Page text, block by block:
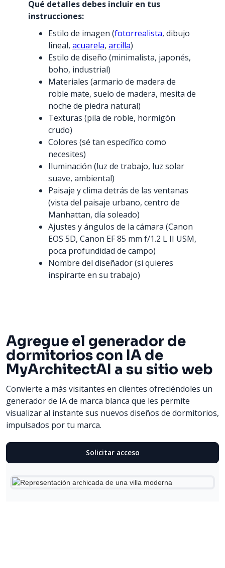
Qué detalles debes incluir en tus
instrucciones:
Estilo de imagen (fotorrealista, dibujo
lineal, acuarela, arcilla)
Estilo de diseño (minimalista, japonés,
boho, industrial)
Materiales (armario de madera de
roble mate, suelo de madera, mesita de
noche de piedra natural)
Texturas (pila de roble, hormigón
crudo)
Colores (sé tan específico como
necesites)
Iluminación (luz de trabajo, luz solar
suave, ambiental)
Paisaje y clima detrás de las ventanas
(vista del paisaje urbano, centro de
Manhattan, día soleado)
Ajustes y ángulos de la cámara (Canon
EOS 5D, Canon EF 85 mm f/1.2 L II USM,
poca profundidad de campo)
Nombre del diseñador (si quieres
inspirarte en su trabajo)
Agregue el generador de
dormitorios con IA de
MyArchitectAI a su sitio web
Convierte a más visitantes en clientes ofreciéndoles un
generador de IA de marca blanca que les permite
visualizar al instante sus nuevos diseños de dormitorios,
impulsados por tu marca.
Solicitar acceso